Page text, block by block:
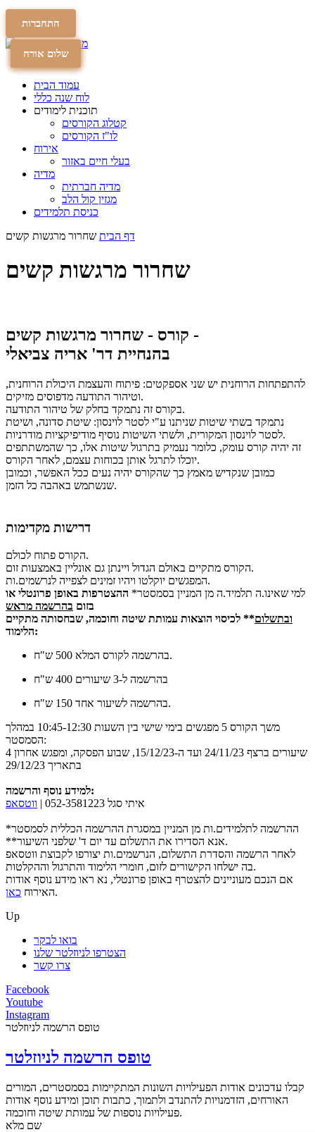
תרומה
התחברות
עמוד הבית
לוח שנה כללי
תוכנית לימודים
קטלוג הקורסים
לו"ז הקורסים
אירוח
בעלי חיים באזור
מדיה
מדיה חברתית
מגזין קול הלב
כניסת תלמידים
דף הבית שחרור מרגשות קשים
שחרור מרגשות קשים
קורס - שחרור מרגשות קשים -
בהנחיית דר' אריה צביאלי
להתפתחות הרוחנית יש שני אספקטים: פיתוח והעצמת היכולת הרוחנית,
וטיהור התודעה מדפוסים מזיקים.
בקורס זה נתמקד בחלק של טיהור התודעה.
נתמקד בשתי שיטות שניתנו ע"י לסטר לוינסון: שיטת סדונה, ושיטת
לסטר לוינסון המקורית, ולשתי השיטות נוסיף מודיפיקציות מודרניות.
זה יהיה קורס עומק, כלומר נעמיק בתרגול שיטות אלו, כך שהמשתתפים
יוכלו לתרגל אותן בכוחות עצמם, לאחר הקורס.
כמובן שנקדיש מאמץ כך שהקורס יהיה נעים ככל האפשר, וכמובן
שנשתמש באהבה כל הזמן.
דרישות מקדימות
הקורס פתוח לכולם.
הקורס מתקיים באולם הגדול ויינתן גם אונליין באמצעות זום.
המפגשים יוקלטו ויהיו זמינים לצפייה לנרשמים.ות.
למי שאינו.ה תלמיד.ה מן המניין בסמסטר* ההצטרפות באופן פרונטלי או
בזום בהרשמה מראש
ובתשלום** לכיסוי הוצאות עמותת שיטה וחוכמה, שבחסותה מתקיים
הלימוד:
בהרשמה לקורס המלא 500 ש"ח.
בהרשמה ל-3 שיעורים 400 ש"ח
בהרשמה לשיעור אחד 150 ש"ח.
משך הקורס 5 מפגשים בימי שישי בין השעות 10:45-12:30 במהלך
הסמסטר:
4 שיעורים ברצף 24/11/23 ועד ה-15/12/23, שבוע הפסקה, ומפגש אחרון
בתאריך 29/12/23
למידע נוסף והרשמה:
איתי סגל 052-3581223⁩ |
ווטסאפ
*ההרשמה לתלמידים.ות מן המניין במסגרת ההרשמה הכללית לסמסטר
**אנא הסדירו את התשלום עד יום ד' שלפני השיעור.
לאחר הרשמה והסדרת התשלום, הנרשמים.ות יצורפו לקבוצת ווטסאפ
בה ישלחו הקישורים לזום, חומרי הלימוד והתרגול וההקלטות.
אם הנכם מעוניינים להצטרף באופן פרונטלי, נא ראו מידע נוסף אודות
האירוח כאן
.
Up
בואו לבקר
הצטרפו לניוזלטר שלנו
צרו קשר
תרומה
Facebook
Youtube
Instagram
שלום אורח
טופס הרשמה לניוזלטר
טופס הרשמה לניוזלטר
קבלו עדכונים אודות הפעילויות השונות המתקיימות בסמסטרים, המורים
האורחים, הזדמנויות להתנדב ולתמוך, כתבות תוכן ומידע נוסף אודות
פעילויות נוספות של עמותת שיטה וחוכמה.
שם מלא